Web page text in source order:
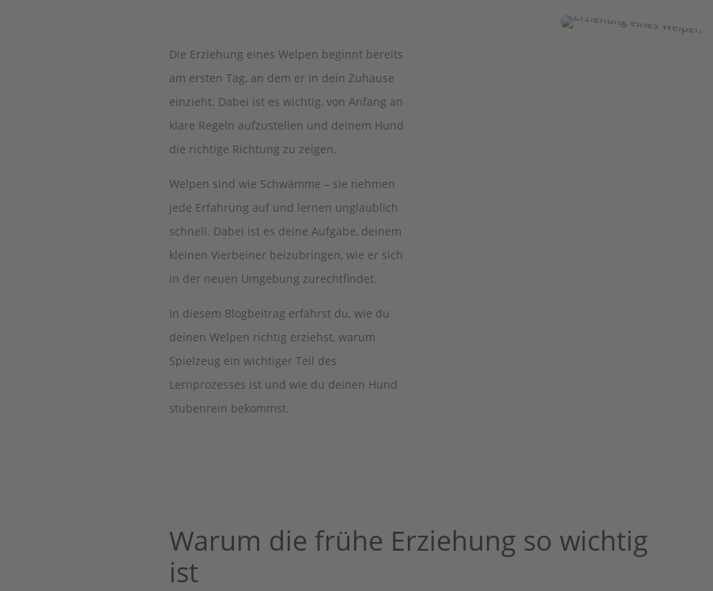
Die Erziehung eines Welpen beginnt bereits
am ersten Tag, an dem er in dein Zuhause
einzieht. Dabei ist es wichtig, von Anfang an
klare Regeln aufzustellen und deinem Hund
die richtige Richtung zu zeigen.
Welpen sind wie Schwämme – sie nehmen
jede Erfahrung auf und lernen unglaublich
schnell. Dabei ist es deine Aufgabe, deinem
kleinen Vierbeiner beizubringen, wie er sich
in der neuen Umgebung zurechtfindet.
In diesem Blogbeitrag erfährst du, wie du
deinen Welpen richtig erziehst, warum
Spielzeug ein wichtiger Teil des
Lernprozesses ist und wie du deinen Hund
stubenrein bekommst.
Warum die frühe Erziehung so wichtig
ist